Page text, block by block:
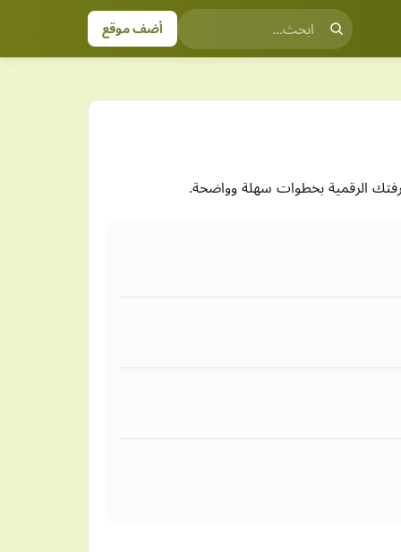
أضف موقع
الرقمية بخطوات سهلة وواضحة.